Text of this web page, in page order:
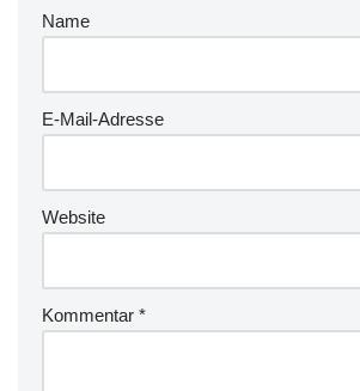
Name
E-Mail-Adresse
Website
Kommentar *